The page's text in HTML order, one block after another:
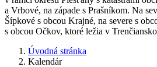
a Vrbové, na západe s Prašníkom. Na
Šípkové s obcou Krajné, na severe s
s obcou Očkov, ktoré ležia v
Úvodná stránka
Kalendár